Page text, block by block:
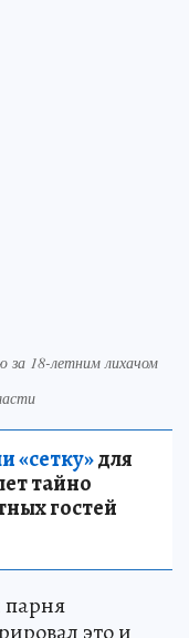
за 18-летним лихачом
«сетку»для
тайно
гостей
парня
это и